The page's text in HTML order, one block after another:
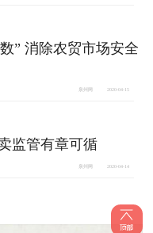
” 消除农贸市场安全
泉州网 2020-04-15
监管有章可循
泉州网 2020-04-14